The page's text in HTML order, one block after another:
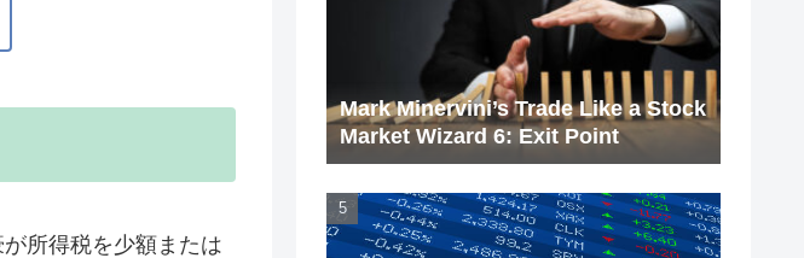
所得税を少額または
Mark Minervini’s Trade Like a Stock
Market Wizard 6: Exit Point